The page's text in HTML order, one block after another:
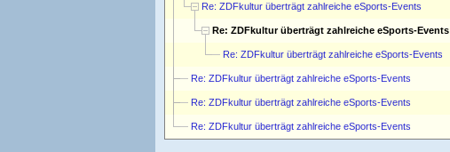
Re: ZDFkultur überträgt zahlreiche eSports-Events
Re: ZDFkultur überträgt zahlreiche eSports-Events
Re: ZDFkultur überträgt zahlreiche eSports-Events
Re: ZDFkultur überträgt zahlreiche eSports-Events
Re: ZDFkultur überträgt zahlreiche eSports-Events
Re: ZDFkultur überträgt zahlreiche eSports-Events